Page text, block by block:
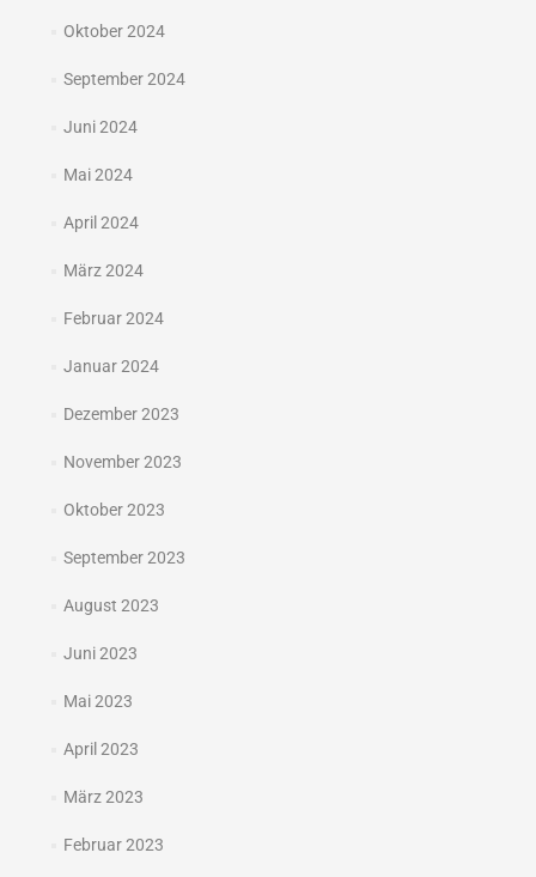
Oktober 2024
September 2024
Juni 2024
Mai 2024
April 2024
März 2024
Februar 2024
Januar 2024
Dezember 2023
November 2023
Oktober 2023
September 2023
August 2023
Juni 2023
Mai 2023
April 2023
März 2023
Februar 2023